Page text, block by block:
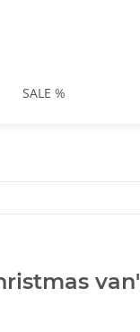
SALE %
van'